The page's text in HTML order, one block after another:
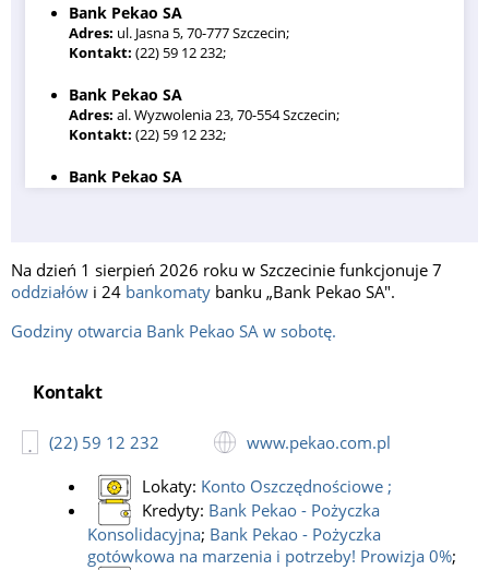
Bank Pekao SA
Adres: ul. Jasna 5, 70-777 Szczecin;
Kontakt: (22) 59 12 232;
Bank Pekao SA
Adres: al. Wyzwolenia 23, 70-554 Szczecin;
Kontakt: (22) 59 12 232;
Bank Pekao SA
Adres:ul. Grodzka 9, 70-560 Szczecin;
Kontakt:(22) 59 12 232;
Bank Pekao SA
Kontakt:
Adres: Grodzka 9, Szczecin;
Bank Pekao SA, bankomat
Adres:Żołnierska 49, Szczecin;
Na dzień 1 sierpień 2026 roku w Szczecinie funkcjonuje 7
oddziałów i 24 bankomaty banku „Bank Pekao SA".
Godziny otwarcia Bank Pekao SA w sobotę.
Kontakt
(22) 59 12 232 www.pekao.com.pl
Lokaty: Konto Oszczędnościowe ;
Kredyty: Bank Pekao - Pożyczka
Konsolidacyjna; Bank Pekao - Pożyczka
gotówkowa na marzenia i potrzeby! Prowizja 0%;